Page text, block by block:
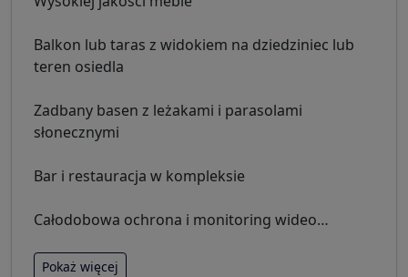
Balkon lub taras z widokiem na dziedziniec lub
teren osiedla
Zadbany basen z leżakami i parasolami
słonecznymi
Bar i restauracja w kompleksie
Całodobowa ochrona i monitoring wideo…
Pokaż więcej